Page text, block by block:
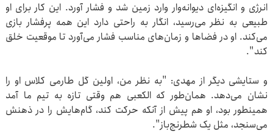
‌‏انرژی و انگیزه‌ای دیوانه‌وار وارد زمین شد و فشار آورد. این کار برای او
‌‏طبیعی به نظر می‌رسید، انگار به راحتی دارد این همه پرفشار بازی
‌‏می‌کند. او در فضاها و زمان‌های مناسب فشار می‌آورد تا موقعیت ‌‏خلق
کند".‏
و ستایشی دیگر از مهدی: "به نظر من، اولین گل طارمی کلاس او را
‌‏نشان می‌دهد. همان‌طور که الکعبی هم وقتی تازه به تیم ما آمد
‌‏همینطور بود، او هم پیش از آنکه حرکت کند، گام‌هایش را در ‌‏ذهنش
می‌سنجد، مثل یک شطرنج‌باز". ‏